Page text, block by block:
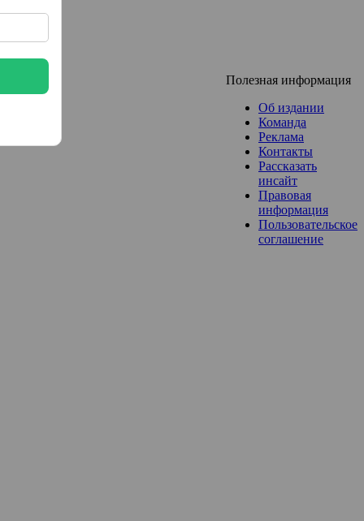
Полезная информация
Об издании
Команда
Реклама
Контакты
Рассказать
инсайт
Правовая
информация
Пользовательское
соглашение